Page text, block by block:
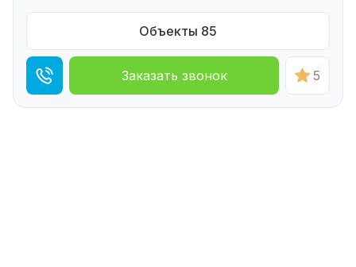
Объекты 85
Заказать звонок 5